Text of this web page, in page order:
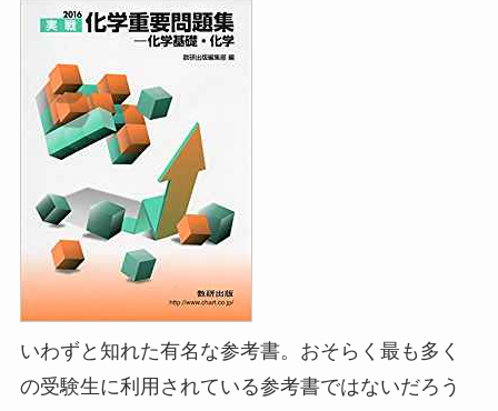
いわずと知れた有名な参考書。おそらく最も多く
の受験生に利用されている参考書ではないだろう